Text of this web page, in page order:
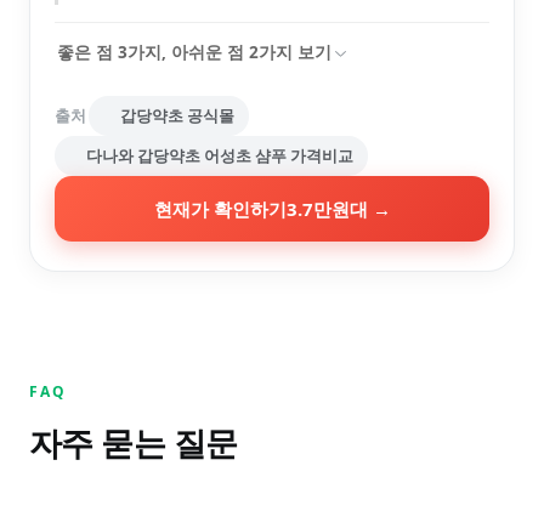
좋은 점 3가지, 아쉬운 점 2가지 보기
출처
갑당약초 공식몰
다나와 갑당약초 어성초 샴푸 가격비교
현재가 확인하기3.7만원대 →
FAQ
자주 묻는 질문